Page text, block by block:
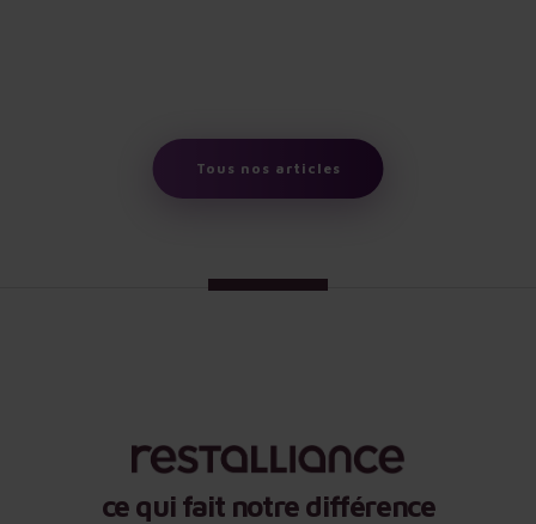
Tous nos articles
ce qui fait notre différence